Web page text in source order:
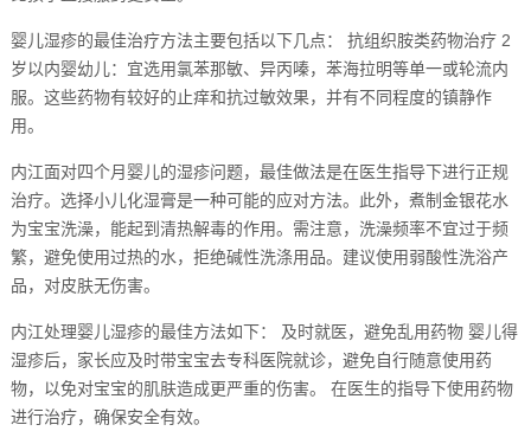
婴儿湿疹的最佳治疗方法主要包括以下几点： 抗组织胺类药物治疗 2
岁以内婴幼儿：宜选用氯苯那敏、异丙嗪，苯海拉明等单一或轮流内
服。这些药物有较好的止痒和抗过敏效果，并有不同程度的镇静作
用。
内江面对四个月婴儿的湿疹问题，最佳做法是在医生指导下进行正规
治疗。选择小儿化湿膏是一种可能的应对方法。此外，煮制金银花水
为宝宝洗澡，能起到清热解毒的作用。需注意，洗澡频率不宜过于频
繁，避免使用过热的水，拒绝碱性洗涤用品。建议使用弱酸性洗浴产
品，对皮肤无伤害。
内江处理婴儿湿疹的最佳方法如下： 及时就医，避免乱用药物 婴儿得
湿疹后，家长应及时带宝宝去专科医院就诊，避免自行随意使用药
物，以免对宝宝的肌肤造成更严重的伤害。 在医生的指导下使用药物
进行治疗，确保安全有效。